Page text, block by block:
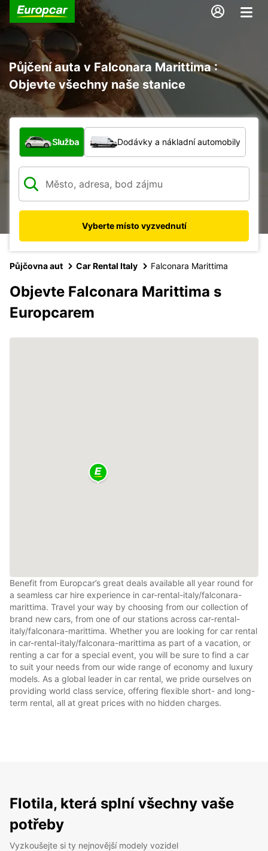
Půjčení auta v Falconara Marittima :
Objevte všechny naše stanice
Jaký typ vozidla?
Služba Dodávky a nákladní automobily
Vyberte místo vyzvednutí
Půjčovna aut Car Rental Italy Falconara Marittima
Objevte Falconara Marittima s
Europcarem
Benefit from Europcar’s great deals available all year round for
a seamless car hire experience in car-rental-italy/falconara-
marittima. Travel your way by choosing from our collection of
brand new cars, from one of our stations across car-rental-
italy/falconara-marittima. Whether you are looking for car rental
in car-rental-italy/falconara-marittima as part of a vacation, or
renting a car for a special event, you will be sure to find a car
to suit your needs from our wide range of economy and luxury
models. As a global leader in car rental, we pride ourselves on
providing world class service, offering flexible short- and long-
term rental, all at great prices with no hidden charges.
Flotila, která splní všechny vaše
potřeby
Vyzkoušejte si ty nejnovější modely vozidel